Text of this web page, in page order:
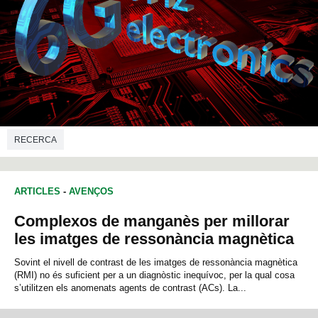
RECERCA
ARTICLES - AVENÇOS
Complexos de manganès per millorar
les imatges de ressonància magnètica
Sovint el nivell de contrast de les imatges de ressonància magnètica
(RMI) no és suficient per a un diagnòstic inequívoc, per la qual cosa
s’utilitzen els anomenats agents de contrast (ACs). La...